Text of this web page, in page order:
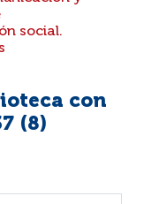
social.
con
(8)